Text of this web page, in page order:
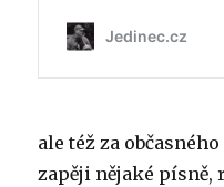
ale též za
zapěji nějaké písně,